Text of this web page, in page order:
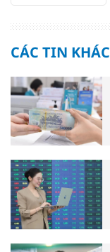
CÁC TIN KHÁC